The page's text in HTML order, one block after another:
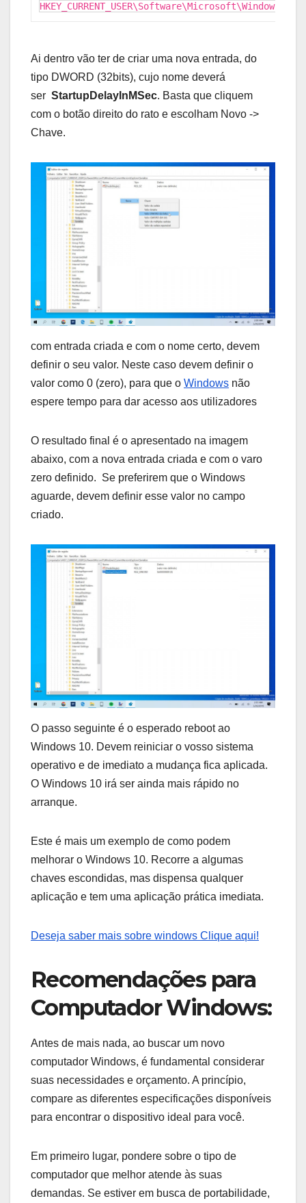
Ai dentro vão ter de criar uma nova entrada, do
tipo DWORD (32bits), cujo nome deverá
ser StartupDelayInMSec. Basta que cliquem
com o botão direito do rato e escolham Novo ->
Chave.
com entrada criada e com o nome certo, devem
definir o seu valor. Neste caso devem definir o
valor como 0 (zero), para que o Windows não
espere tempo para dar acesso aos utilizadores
O resultado final é o apresentado na imagem
abaixo, com a nova entrada criada e com o varo
zero definido. Se preferirem que o Windows
aguarde, devem definir esse valor no campo
criado.
O passo seguinte é o esperado reboot ao
Windows 10. Devem reiniciar o vosso sistema
operativo e de imediato a mudança fica aplicada.
O Windows 10 irá ser ainda mais rápido no
arranque.
Este é mais um exemplo de como podem
melhorar o Windows 10. Recorre a algumas
chaves escondidas, mas dispensa qualquer
aplicação e tem uma aplicação prática imediata.
Deseja saber mais sobre windows Clique aqui!
Recomendações para
Computador Windows:
Antes de mais nada, ao buscar um novo
computador Windows, é fundamental considerar
suas necessidades e orçamento. A princípio,
compare as diferentes especificações disponíveis
para encontrar o dispositivo ideal para você.
Em primeiro lugar, pondere sobre o tipo de
computador que melhor atende às suas
demandas. Se estiver em busca de portabilidade,